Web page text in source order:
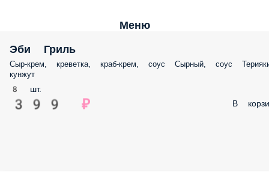
Меню
Эби Гриль
Сыр-крем, креветка, краб-крем, соус Сырный, соус
кунжут
8 шт.
399 ₽ В